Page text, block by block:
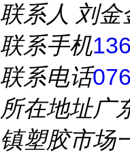
联系人 刘金
联系手机
联系电话
所在地址广
镇塑胶市场